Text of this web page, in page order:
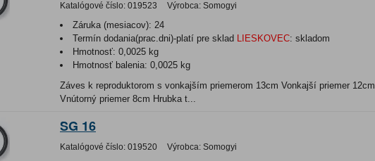
Katalógové číslo: 019523 Výrobca: Somogyi
Záruka (mesiacov): 24
Termín dodania(prac.dni)-platí pre sklad LIESKOVEC: skladom
Hmotnosť: 0,0025 kg
Hmotnosť balenia: 0,0025 kg
Záves k reproduktorom s vonkajším priemerom 13cm Vonkajší priemer 12cm
Vnútorný priemer 8cm Hrubka t...
SG 16
Katalógové číslo: 019520 Výrobca: Somogyi